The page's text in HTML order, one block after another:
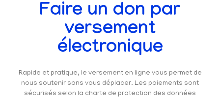
Faire un don par
versement
électronique
Rapide et pratique, le versement en ligne vous permet de
nous soutenir sans vous déplacer. Les paiements sont
sécurisés selon la charte de protection des données